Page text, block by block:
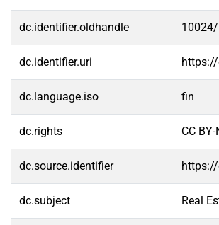
dc.identifier.oldhandle
dc.identifier.uri
dc.language.iso fin
dc.rights CC
dc.source.identifier
dc.subject Real